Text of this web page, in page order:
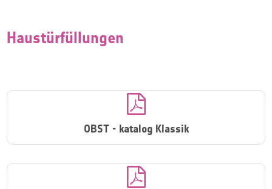
Haustürfüllungen

OBST - katalog Klassik
